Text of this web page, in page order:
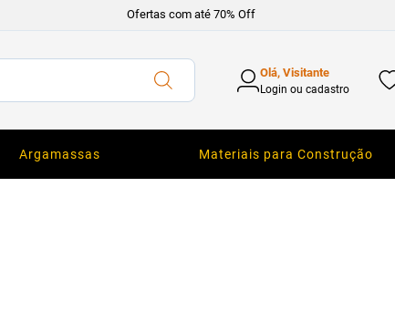
Ofertas com até 70% Off
Olá, Visitante
Login ou cadastro
Argamassas Materiais para Construção